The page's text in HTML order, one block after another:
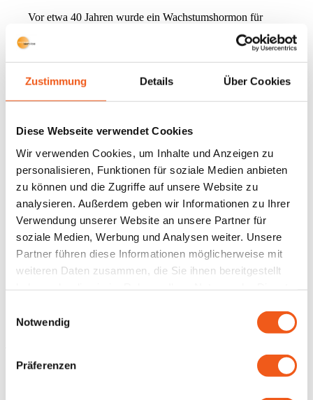
Zustimmung Details Über Cookies
Diese Webseite verwendet Cookies
Wir verwenden Cookies, um Inhalte und Anzeigen zu
personalisieren, Funktionen für soziale Medien anbieten
zu können und die Zugriffe auf unsere Website zu
analysieren. Außerdem geben wir Informationen zu Ihrer
Verwendung unserer Website an unsere Partner für
soziale Medien, Werbung und Analysen weiter. Unsere
Partner führen diese Informationen möglicherweise mit
weiteren Daten zusammen, die Sie ihnen bereitgestellt
Notwendig
Präferenzen
Vor etwa 40 Jahren wurde ein Wachstumshormon für
herstellen. Im Labor in der Zellkultur begannen die
Immunzellen, die körpereigenen Polizisten sich stark zu
Und dieser Faktor konnte noch sehr viel mehr. Initial
wurde er T-Zellwachstumsfaktor genannt, jedoch wurden
unter seinem Einfluss zu hocheffektiven Killerzellen
Zellwachstumsfaktor wurde umbenannt zu
Interleukin-2.
Seit 1991 ist eine Arzneimittelvariante auf
dem Markt, die mittlerweile für Nierenzellkarzinom,
Melanom und AIDS international in verschiedenen
Ländern zugelassen ist und einmalige Heilungschancen
leider mit der Gefahr erheblicher Nebenwirkungen bieten
Bis heute sind bei weitem nicht alle Funktionen des
Immunhormons entschlüsselt und die besondere
Herausforderung bleibt gut verträgliche effektive
Therapieverfahren zu entwickeln, durch die gezielt und
werden. Immunservice stellt sich genau dieser Aufgabe.